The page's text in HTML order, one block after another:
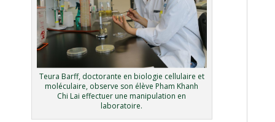
Teura Barff, doctorante en biologie cellulaire et
moléculaire, observe son élève Pham Khanh
Chi Lai effectuer une manipulation en
laboratoire.